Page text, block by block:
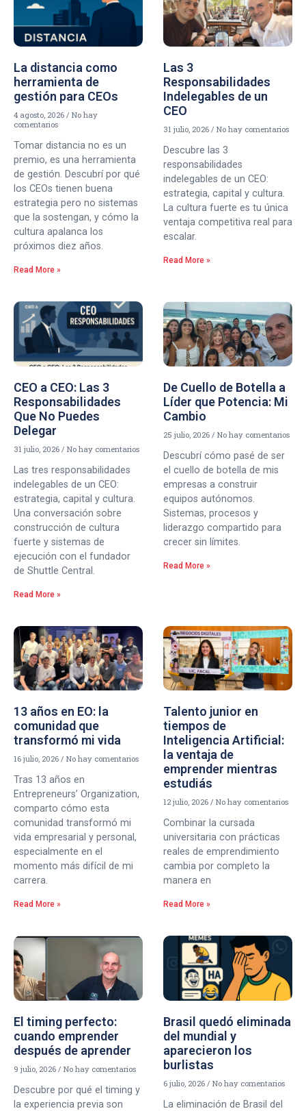
La distancia como
herramienta de
gestión para CEOs
4 agosto, 2026
No hay
comentarios
Tomar distancia no es un
premio, es una herramienta
de gestión. Descubrí por qué
los CEOs tienen buena
estrategia pero no sistemas
que la sostengan, y cómo la
cultura apalanca los
próximos diez años.
Read More »
Las 3
Responsabilidades
Indelegables de un
CEO
31 julio, 2026 No hay comentarios
Descubre las 3
responsabilidades
indelegables de un CEO:
estrategia, capital y cultura.
La cultura fuerte es tu única
ventaja competitiva real para
escalar.
Read More »
CEO a CEO: Las 3
Responsabilidades
Que No Puedes
Delegar
31 julio, 2026 No hay comentarios
Las tres responsabilidades
indelegables de un CEO:
estrategia, capital y cultura.
Una conversación sobre
construcción de cultura
fuerte y sistemas de
ejecución con el fundador
de Shuttle Central.
Read More »
De Cuello de Botella a
Líder que Potencia: Mi
Cambio
25 julio, 2026 No hay comentarios
Descubrí cómo pasé de ser
el cuello de botella de mis
empresas a construir
equipos autónomos.
Sistemas, procesos y
liderazgo compartido para
crecer sin límites.
Read More »
13 años en EO: la
comunidad que
transformó mi vida
16 julio, 2026 No hay comentarios
Tras 13 años en
Entrepreneurs’ Organization,
comparto cómo esta
comunidad transformó mi
vida empresarial y personal,
especialmente en el
momento más difícil de mi
carrera.
Read More »
Talento junior en
tiempos de
Inteligencia Artificial:
la ventaja de
emprender mientras
estudiás
12 julio, 2026 No hay comentarios
Combinar la cursada
universitaria con prácticas
reales de emprendimiento
cambia por completo la
manera en
Read More »
El timing perfecto:
cuando emprender
después de aprender
9 julio, 2026 No hay comentarios
Descubre por qué el timing y
la experiencia previa son
Brasil quedó eliminada
del mundial y
aparecieron los
burlistas
6 julio, 2026 No hay comentarios
La eliminación de Brasil del